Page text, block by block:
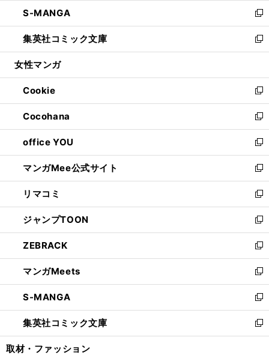
く
で
開
く
ド
ウ
で
開
ィ
ン
ド
ウ
開
く
し
い
ウ
ィ
ン
ウ
で
開
く
S-MANGA
新
し
い
ウ
ン
ド
ウ
で
開
く
集英社コミック文庫
新
し
ウ
ィ
ン
ド
ウ
で
開
く
女性マンガ
Cookie
新
し
い
ウ
ィ
ン
ド
ウ
で
開
く
Cocohana
新
し
い
ウ
ィ
ン
ド
ウ
で
開
く
office YOU
新
し
い
ウ
ィ
ン
ド
ウ
で
開
く
マンガMee公式サイト
新
し
い
ウ
ィ
ン
ド
ウ
で
開
く
リマコミ
新
し
い
ウ
ィ
ン
ド
ウ
で
開
く
ジャンプTOON
新
し
い
ウ
ィ
ン
ド
ウ
で
開
ZEBRACK
新
し
い
ウ
ィ
ン
ド
ウ
マンガMeets
新
し
い
ウ
ィ
ン
S-MANGA
新
し
い
ウ
集英社コミック文庫
新
し
取材・ファッション